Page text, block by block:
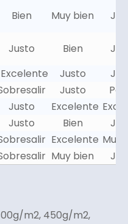
Bien Muy bien
Justo Bien
Excelente Justo
Justo
Justo Excelente
Justo Bien
Excelente Muy
Muy bien
m2, 450g/m2,